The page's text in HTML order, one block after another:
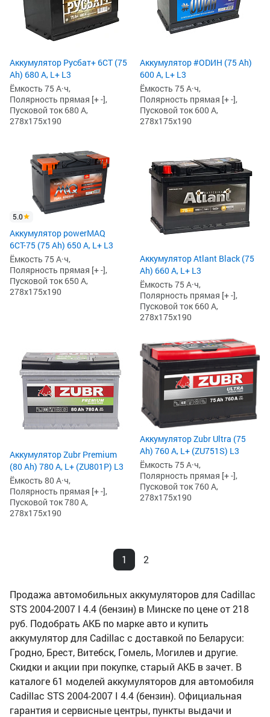
Аккумулятор Русбат+ 6СТ (75
Ah) 680 А, L+ L3
Ёмкость 75 А·ч,
Полярность прямая [+ -],
Пусковой ток 680 А,
278x175x190
Аккумулятор #ODИH (75 Ah)
600 А, L+ L3
Ёмкость 75 А·ч,
Полярность прямая [+ -],
Пусковой ток 600 А,
278x175x190
5.0
Аккумулятор powerMAQ
6СТ-75 (75 Ah) 650 А, L+ L3
Ёмкость 75 А·ч,
Полярность прямая [+ -],
Пусковой ток 650 А,
278x175x190
Аккумулятор Atlant Black (75
Ah) 660 А, L+ L3
Ёмкость 75 А·ч,
Полярность прямая [+ -],
Пусковой ток 660 А,
278x175x190
Аккумулятор Zubr Premium
(80 Ah) 780 А, L+ (ZU801P) L3
Ёмкость 80 А·ч,
Полярность прямая [+ -],
Пусковой ток 780 А,
278x175x190
Аккумулятор Zubr Ultra (75
Ah) 760 А, L+ (ZU751S) L3
Ёмкость 75 А·ч,
Полярность прямая [+ -],
Пусковой ток 760 А,
278x175x190
1 2
Продажа автомобильных аккумуляторов для Cadillac
STS 2004-2007 I 4.4 (бензин) в Минске по цене от 218
руб. Подобрать АКБ по марке авто и купить
аккумулятор для Cadillac с доставкой по Беларуси:
Гродно, Брест, Витебск, Гомель, Могилев и другие.
Скидки и акции при покупке, старый АКБ в зачет. В
каталоге 61 моделей аккумуляторов для автомобиля
Cadillac STS 2004-2007 I 4.4 (бензин). Официальная
гарантия и сервисные центры, пункты выдачи и